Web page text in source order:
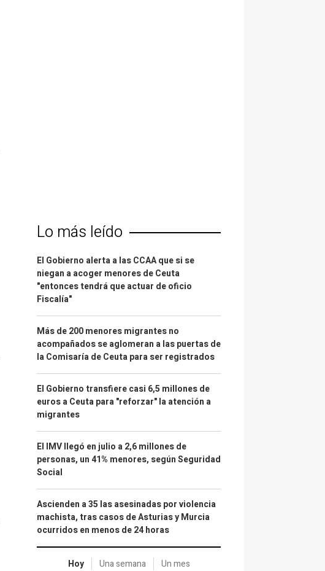
Lo más leído
El Gobierno alerta a las CCAA que si se
niegan a acoger menores de Ceuta
"entonces tendrá que actuar de oficio
Fiscalía"
Más de 200 menores migrantes no
acompañados se aglomeran a las puertas de
la Comisaría de Ceuta para ser registrados
El Gobierno transfiere casi 6,5 millones de
euros a Ceuta para "reforzar" la atención a
migrantes
El IMV llegó en julio a 2,6 millones de
personas, un 41% menores, según Seguridad
Social
Ascienden a 35 las asesinadas por violencia
machista, tras casos de Asturias y Murcia
ocurridos en menos de 24 horas
Hoy Una semana Un mes